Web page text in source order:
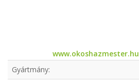
www.okoshazmester.hu
Gyártmány: